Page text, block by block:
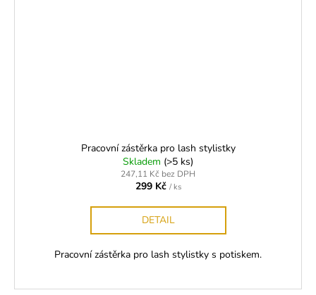
Pracovní zástěrka pro lash stylistky
Skladem (>5 ks)
247,11 Kč bez DPH
299 Kč / ks
DETAIL
Pracovní zástěrka pro lash stylistky s potiskem.